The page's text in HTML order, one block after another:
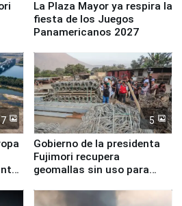
La Plaza Mayor ya respira la
fiesta de los Juegos
Panamericanos 2027
7 5
Gobierno de la presidenta
Fujimori recupera
geomallas sin uso para
Fenómeno El Niño